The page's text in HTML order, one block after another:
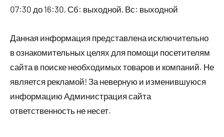
07:30 до 16:30, Сб: выходной, Вс: выходной
Данная информация представлена исключительно
в ознакомительных целях для помощи посетителям
сайта в поиске необходимых товаров и компаний. Не
является рекламой! За неверную и изменившуюся
информацию Администрация сайта
ответственность не несет.